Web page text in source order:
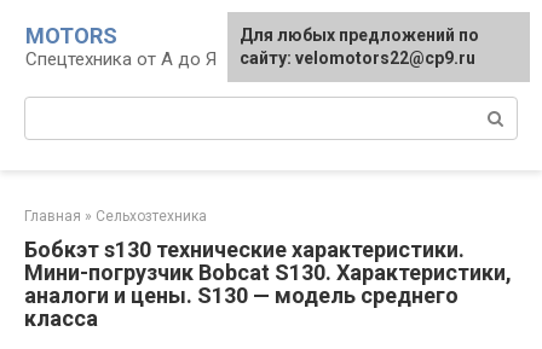
контенту
MOTORS
Спецтехника от А до Я
Главная » Сельхозтехника
Бобкэт s130 технические характеристики.
Мини-погрузчик Bobcat S130. Характеристики,
аналоги и цены. S130 — модель среднего
класса
Для любых предложений по
сайту: velomotors22@cp9.ru